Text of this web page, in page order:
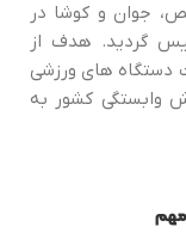
جوان و کوشا در
گردید. هدف از
دستگاه های ورزشی
وابستگی کشور به